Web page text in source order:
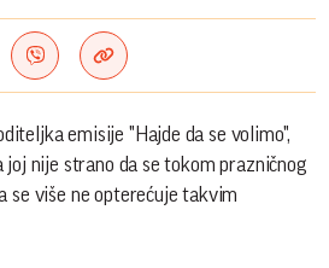
emisije "Hajde da se volimo",
nije strano da se tokom prazničnog
se više ne opterećuje takvim